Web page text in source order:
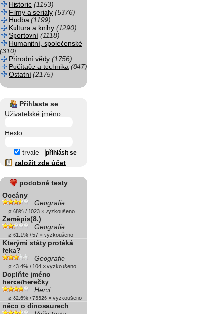
Historie (1153)
Filmy a seriály (5376)
Hudba (1199)
Kultura a knihy (1290)
Sportovní (1118)
Humanitní, společenské
(310)
Přírodní vědy (1756)
Počítače a technika (847)
Ostatní (2175)
Přihlaste se
Uživatelské jméno
Heslo
trvale
založit zde účet
podobné testy
Oceány
Geografie
ø 68% / 1023 × vyzkoušeno
Zeměpis(8.)
Geografie
ø 61.1% / 57 × vyzkoušeno
Kterými státy protéká
řeka?
Geografie
ø 43.4% / 104 × vyzkoušeno
Doplňte jméno
herce/herečky
Herci
ø 82.6% / 73326 × vyzkoušeno
něco o dinosaurech